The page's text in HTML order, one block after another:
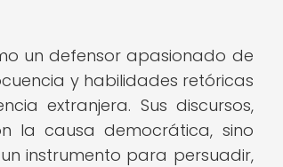
un defensor apasionado de
y habilidades retóricas
extranjera. Sus discursos,
la causa democrática, sino
instrumento para persuadir,